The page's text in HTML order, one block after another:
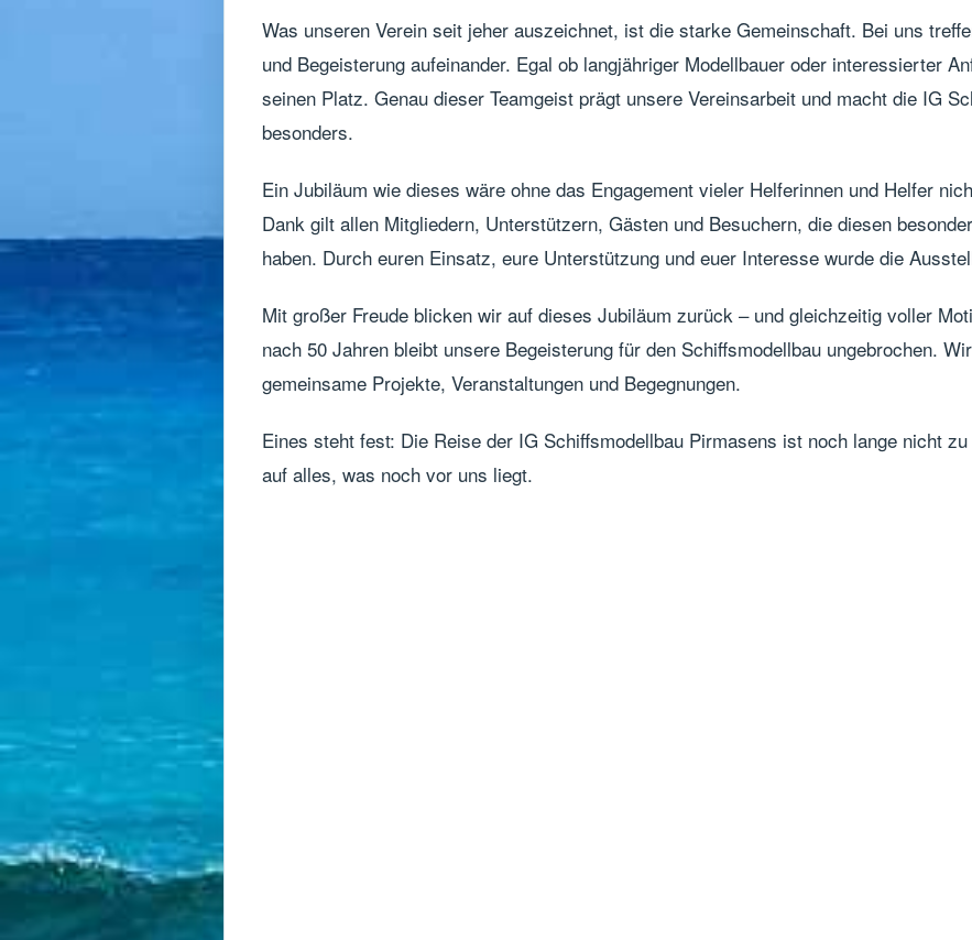
Was unseren Verein seit jeher auszeichnet, ist die starke Gemeinschaft. Bei uns
und Begeisterung aufeinander. Egal ob langjähriger Modellbauer oder interessierter
seinen Platz. Genau dieser Teamgeist prägt unsere Vereinsarbeit und macht die IG
besonders.
Ein Jubiläum wie dieses wäre ohne das Engagement vieler Helferinnen und Helfer
Dank gilt allen Mitgliedern, Unterstützern, Gästen und Besuchern, die diesen
haben. Durch euren Einsatz, eure Unterstützung und euer Interesse wurde die
Mit großer Freude blicken wir auf dieses Jubiläum zurück – und gleichzeitig voller
nach 50 Jahren bleibt unsere Begeisterung für den Schiffsmodellbau ungebrochen.
gemeinsame Projekte, Veranstaltungen und Begegnungen.
Eines steht fest: Die Reise der IG Schiffsmodellbau Pirmasens ist noch lange nicht
auf alles, was noch vor uns liegt.